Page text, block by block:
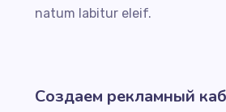
natum labitur eleif.
Создаем рекламный